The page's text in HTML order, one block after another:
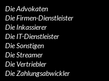
Die Advokaten
Die Firmen-Dienstleister
Die Inkassierer
Die IT-Dienstleister
Die Sonstigen
Die Streamer
Die Vertriebler
Die Zahlungsabwickler